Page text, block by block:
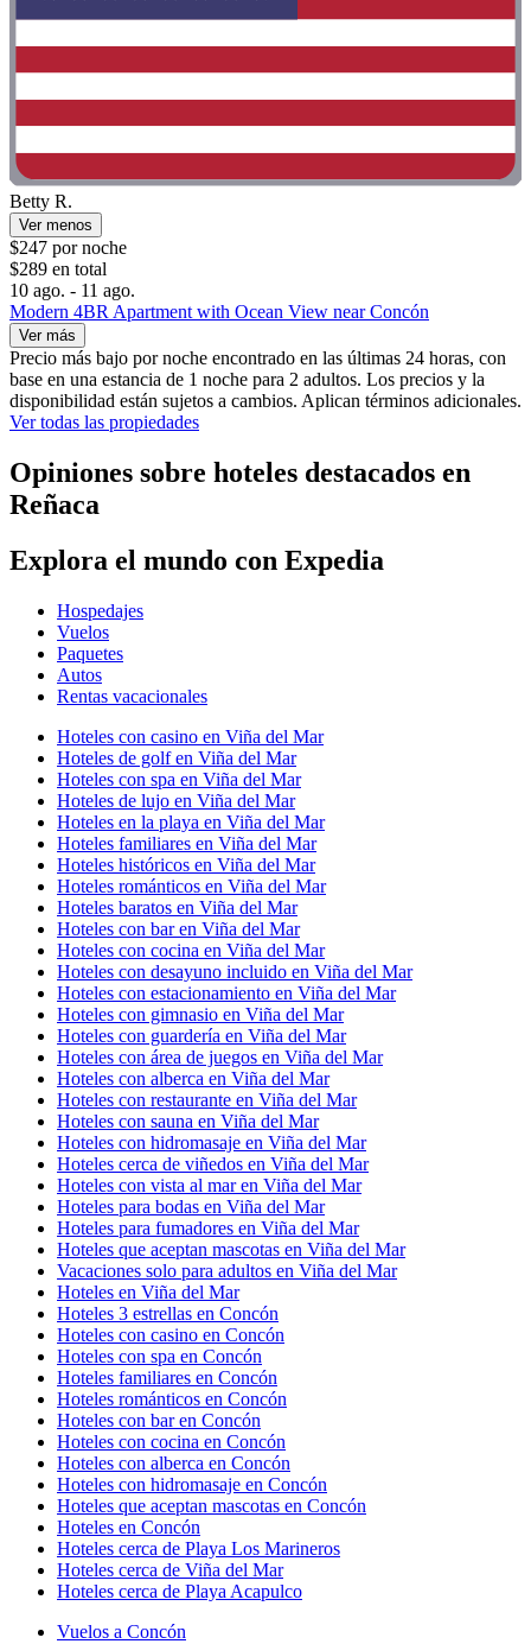
Betty R.
Ver menos
$247 por noche
$289 en total
10 ago. - 11 ago.
Modern 4BR Apartment with Ocean View near Concón
Ver más
Precio más bajo por noche encontrado en las últimas 24 horas, con
base en una estancia de 1 noche para 2 adultos. Los precios y la
disponibilidad están sujetos a cambios. Aplican términos adicionales.
Ver todas las propiedades
Opiniones sobre hoteles destacados en
Reñaca
Explora el mundo con Expedia
Hospedajes
Vuelos
Paquetes
Autos
Rentas vacacionales
Hoteles con casino en Viña del Mar
Hoteles de golf en Viña del Mar
Hoteles con spa en Viña del Mar
Hoteles de lujo en Viña del Mar
Hoteles en la playa en Viña del Mar
Hoteles familiares en Viña del Mar
Hoteles históricos en Viña del Mar
Hoteles románticos en Viña del Mar
Hoteles baratos en Viña del Mar
Hoteles con bar en Viña del Mar
Hoteles con cocina en Viña del Mar
Hoteles con desayuno incluido en Viña del Mar
Hoteles con estacionamiento en Viña del Mar
Hoteles con gimnasio en Viña del Mar
Hoteles con guardería en Viña del Mar
Hoteles con área de juegos en Viña del Mar
Hoteles con alberca en Viña del Mar
Hoteles con restaurante en Viña del Mar
Hoteles con sauna en Viña del Mar
Hoteles con hidromasaje en Viña del Mar
Hoteles cerca de viñedos en Viña del Mar
Hoteles con vista al mar en Viña del Mar
Hoteles para bodas en Viña del Mar
Hoteles para fumadores en Viña del Mar
Hoteles que aceptan mascotas en Viña del Mar
Vacaciones solo para adultos en Viña del Mar
Hoteles en Viña del Mar
Hoteles 3 estrellas en Concón
Hoteles con casino en Concón
Hoteles con spa en Concón
Hoteles familiares en Concón
Hoteles románticos en Concón
Hoteles con bar en Concón
Hoteles con cocina en Concón
Hoteles con alberca en Concón
Hoteles con hidromasaje en Concón
Hoteles que aceptan mascotas en Concón
Hoteles en Concón
Hoteles cerca de Playa Los Marineros
Hoteles cerca de Viña del Mar
Hoteles cerca de Playa Acapulco
Vuelos a Concón